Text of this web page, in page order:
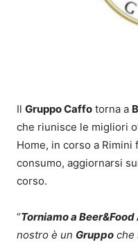
Il Gruppo Caffo torna a
che riunisce le migliori
Home, in corso a
consumo, aggiornarsi
corso.
“Torniamo a
nostro è un Gruppo che